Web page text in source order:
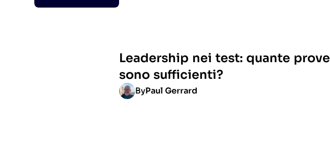
Leadership nei test: quante prove
sono sufficienti?
ByPaul Gerrard